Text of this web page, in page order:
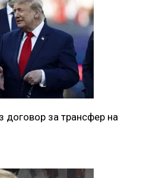
договор за трансфер на